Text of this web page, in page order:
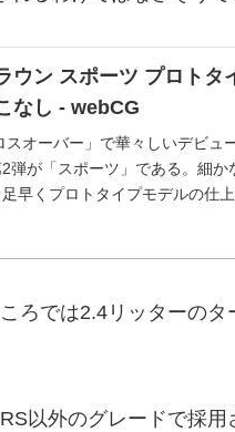
ウン スポーツ プロト
なし - webCG
スオーバー」で華々しいデビュ
弾が「スポーツ」である。細
早くプロトタイプモデルの仕上
ろでは2.4リッターのタ
以外のグレードで採